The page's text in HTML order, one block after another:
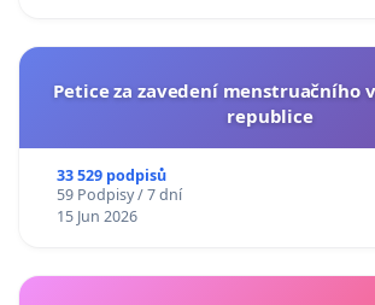
Petice za zavedení menstruačního
republice
33 529 podpisů
59 Podpisy / 7 dní
15 Jun 2026